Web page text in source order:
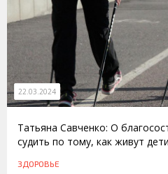
22.03.2024
Татьяна Савченко: О
судить по тому, как живут
ЗДОРОВЬЕ